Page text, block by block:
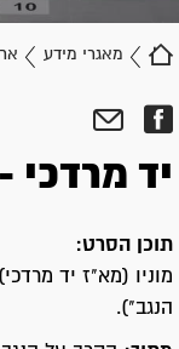
מאגרי מידע
יד מרדכי - 3 (הקרבות והפינוי)
תוכן הסרט:
מוניו (מא"ז יד
הנגב").